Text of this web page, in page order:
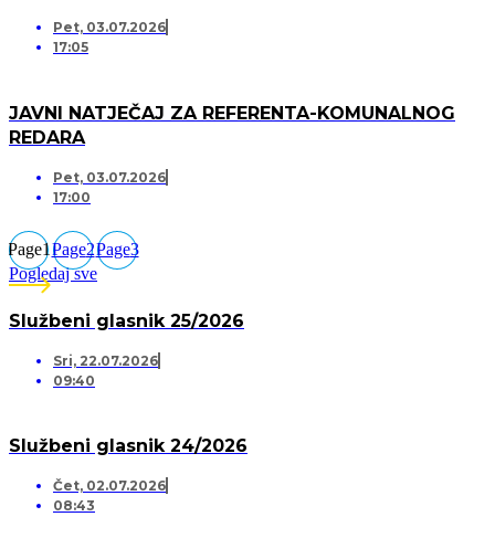
Pet, 03.07.2026
17:05
JAVNI NATJEČAJ ZA REFERENTA-KOMUNALNOG
REDARA
Pet, 03.07.2026
17:00
Page1Page2Page3
Pogledaj sve
Službeni glasnik 25/2026
Sri, 22.07.2026
09:40
Službeni glasnik 24/2026
Čet, 02.07.2026
08:43